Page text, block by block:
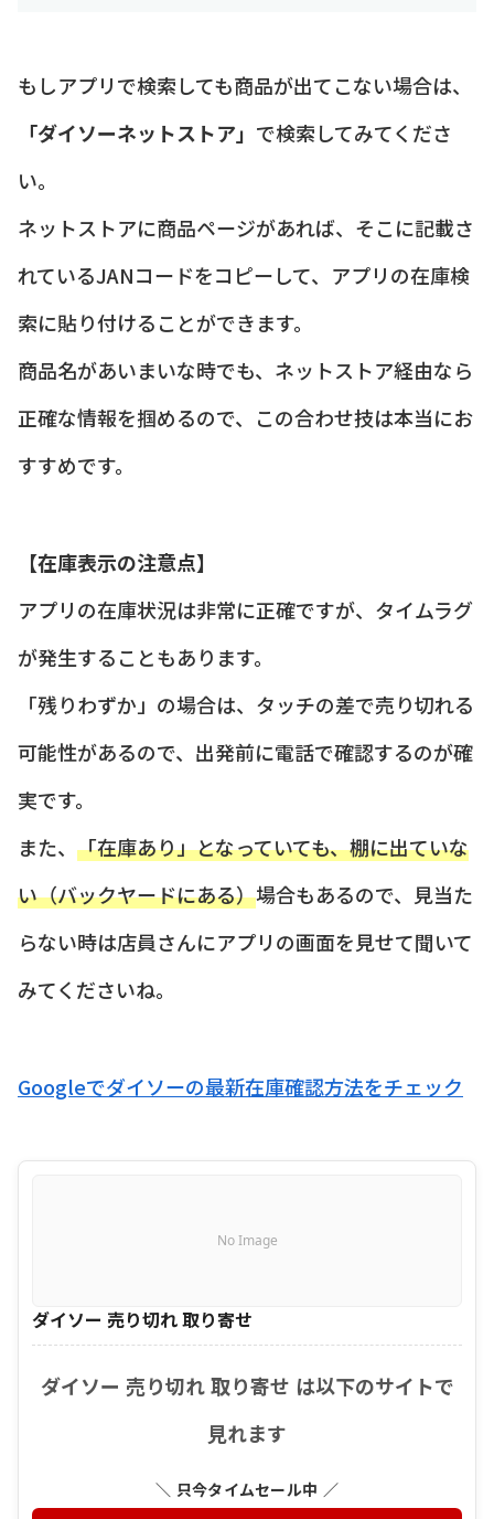
もしアプリで検索しても商品が出てこない場合は、
「ダイソーネットストア」 で検索してみてくださ
い。
ネットストアに商品ページがあれば、そこに記載さ
れているJANコードをコピーして、アプリの在庫検
索に貼り付けることができます。
商品名があいまいな時でも、ネットストア経由なら
正確な情報を掴めるので、この合わせ技は本当にお
すすめです。
【在庫表示の注意点】
アプリの在庫状況は非常に正確ですが、タイムラグ
が発生することもあります。
「残りわずか」の場合は、タッチの差で売り切れる
可能性があるので、出発前に電話で確認するのが確
実です。
また、 「在庫あり」となっていても、棚に出ていな
い（バックヤードにある）場合もあるので、見当た
らない時は店員さんにアプリの画面を見せて聞いて
みてくださいね。
Googleでダイソーの最新在庫確認方法をチェック
No Image
ダイソー 売り切れ 取り寄せ
ダイソー 売り切れ 取り寄せ は以下のサイトで
見れます
＼ 只今タイムセール中 ／